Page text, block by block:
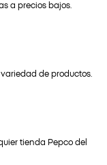
a precios bajos.
de productos.
tienda Pepco del